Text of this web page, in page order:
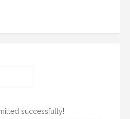
successfully!